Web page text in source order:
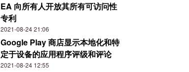
EA 向所有人开放其所有可访问性
专利
2021-08-24 21:06
Google Play 商店显示本地化和特
定于设备的应用程序评级和评论
2021-08-24 12:55